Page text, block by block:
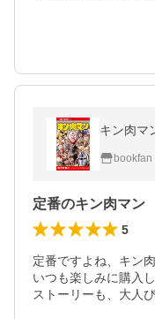
キン肉マ
bookfan
定番のキン肉マン
5
定番ですよね、キン
いつも楽しみに購入